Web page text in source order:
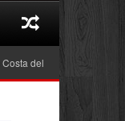
Feria del Libro